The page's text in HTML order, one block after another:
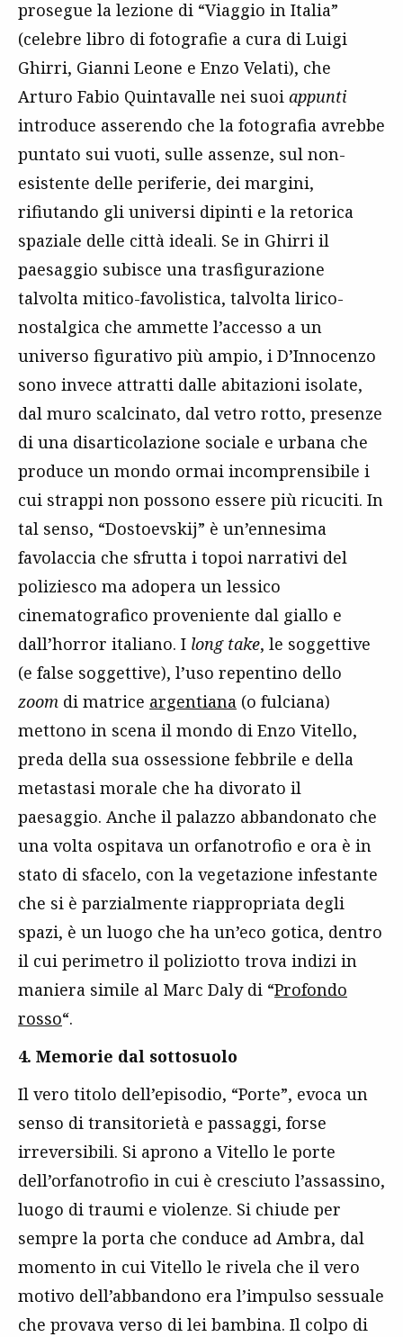
prosegue la lezione di “Viaggio in Italia”
(celebre libro di fotografie a cura di Luigi
Ghirri, Gianni Leone e Enzo Velati), che
Arturo Fabio Quintavalle nei suoi appunti
introduce asserendo che la fotografia avrebbe
puntato sui vuoti, sulle assenze, sul non-
esistente delle periferie, dei margini,
rifiutando gli universi dipinti e la retorica
spaziale delle città ideali. Se in Ghirri il
paesaggio subisce una trasfigurazione
talvolta mitico-favolistica, talvolta lirico-
nostalgica che ammette l’accesso a un
universo figurativo più ampio, i D’Innocenzo
sono invece attratti dalle abitazioni isolate,
dal muro scalcinato, dal vetro rotto, presenze
di una disarticolazione sociale e urbana che
produce un mondo ormai incomprensibile i
cui strappi non possono essere più ricuciti. In
tal senso, “Dostoevskij” è un’ennesima
favolaccia che sfrutta i topoi narrativi del
poliziesco ma adopera un lessico
cinematografico proveniente dal giallo e
dall’horror italiano. I long take, le soggettive
(e false soggettive), l’uso repentino dello
zoom di matrice argentiana (o fulciana)
mettono in scena il mondo di Enzo Vitello,
preda della sua ossessione febbrile e della
metastasi morale che ha divorato il
paesaggio. Anche il palazzo abbandonato che
una volta ospitava un orfanotrofio e ora è in
stato di sfacelo, con la vegetazione infestante
che si è parzialmente riappropriata degli
spazi, è un luogo che ha un’eco gotica, dentro
il cui perimetro il poliziotto trova indizi in
maniera simile al Marc Daly di “Profondo
rosso“.
4. Memorie dal sottosuolo
Il vero titolo dell’episodio, “Porte”, evoca un
senso di transitorietà e passaggi, forse
irreversibili. Si aprono a Vitello le porte
dell’orfanotrofio in cui è cresciuto l’assassino,
luogo di traumi e violenze. Si chiude per
sempre la porta che conduce ad Ambra, dal
momento in cui Vitello le rivela che il vero
motivo dell’abbandono era l’impulso sessuale
che provava verso di lei bambina. Il colpo di